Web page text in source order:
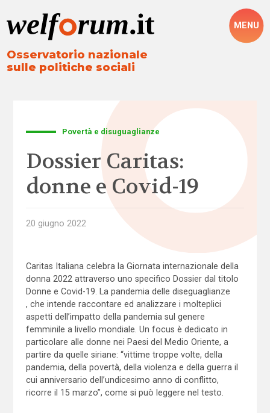
Osservatorio nazionale
sulle politiche sociali
MENU
Povertà e disuguaglianze
Dossier Caritas:
donne e Covid-19
20 giugno 2022
Caritas Italiana celebra la Giornata internazionale della
donna 2022 attraverso uno specifico Dossier dal titolo
Donne e Covid-19. La pandemia delle diseguaglianze
, che intende raccontare ed analizzare i molteplici
aspetti dell’impatto della pandemia sul genere
femminile a livello mondiale. Un focus è dedicato in
particolare alle donne nei Paesi del Medio Oriente, a
partire da quelle siriane: “vittime troppe volte, della
pandemia, della povertà, della violenza e della guerra il
cui anniversario dell’undicesimo anno di conflitto,
ricorre il 15 marzo”, come si può leggere nel testo.